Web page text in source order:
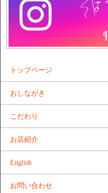
トップページ
おしながき
こだわり
お店紹介
English
お問い合わせ